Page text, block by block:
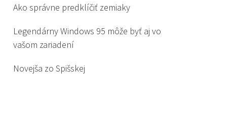
Ako správne predklíčiť zemiaky
Legendárny Windows 95 môže byť aj vo
vašom zariadení
Novejša zo Spišskej